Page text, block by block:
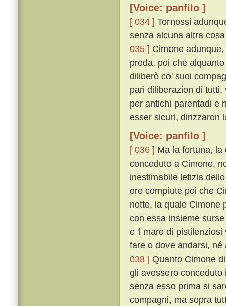
[Voice: panfilo ]
[ 034 ] Tornossi
senza alcuna altra
035 ] Cimone
preda, poi che
diliberò co' suoi
pari diliberazion di
per antichi parentadi e
esser sicuri, dirizzaron
[Voice: panfilo ]
[ 036 ] Ma la fortuna,
conceduto a Cimone,
inestimabile letizia
ore compiute poi che
notte, la quale Cimone
con essa insieme
e 'l mare di
fare o dove andarsi,
038 ] Quanto Cimone
gli avessero
senza esso prima si
compagni, ma sopra